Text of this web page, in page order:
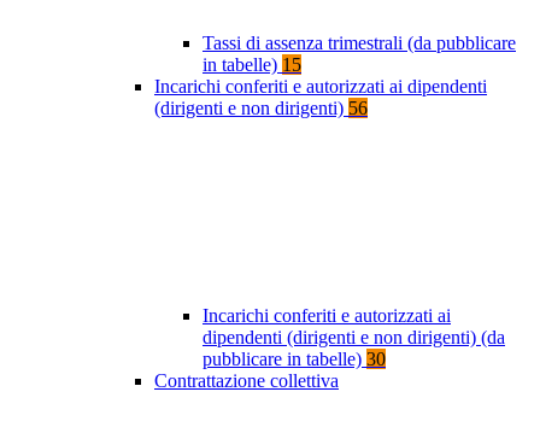
Tassi di assenza trimestrali (da pubblicare
in tabelle) 15
Incarichi conferiti e autorizzati ai dipendenti
(dirigenti e non dirigenti) 56
Incarichi conferiti e autorizzati ai
dipendenti (dirigenti e non dirigenti) (da
pubblicare in tabelle) 30
Contrattazione collettiva